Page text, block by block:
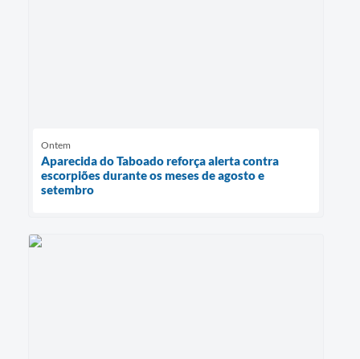
Ontem
Aparecida do Taboado reforça alerta contra
escorpiões durante os meses de agosto e
setembro